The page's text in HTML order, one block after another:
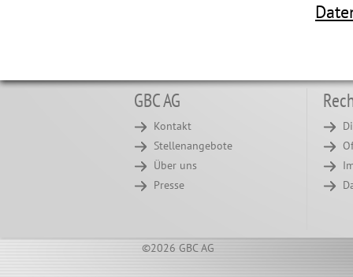
GBC AG
Kontakt
Stellenangebote
Über uns
Presse
©2026 GBC AG